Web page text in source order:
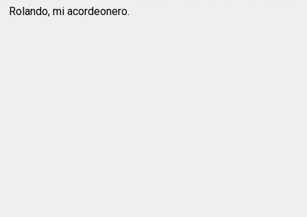
Rolando, mi acordeonero.